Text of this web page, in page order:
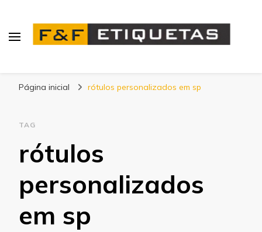
Página inicial rótulos personalizados em sp
TAG
rótulos
personalizados
em sp